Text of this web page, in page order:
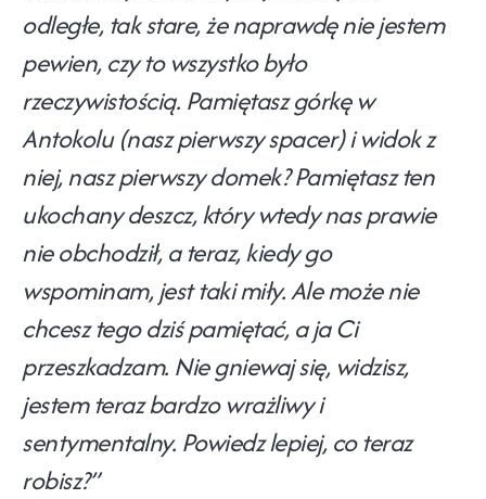
odległe, tak stare, że naprawdę nie jestem
pewien, czy to wszystko było
rzeczywistością. Pamiętasz górkę w
Antokolu (nasz pierwszy spacer) i widok z
niej, nasz pierwszy domek? Pamiętasz ten
ukochany deszcz, który wtedy nas prawie
nie obchodził, a teraz, kiedy go
wspominam, jest taki miły. Ale może nie
chcesz tego dziś pamiętać, a ja Ci
przeszkadzam. Nie gniewaj się, widzisz,
jestem teraz bardzo wrażliwy i
sentymentalny. Powiedz lepiej, co teraz
robisz?”